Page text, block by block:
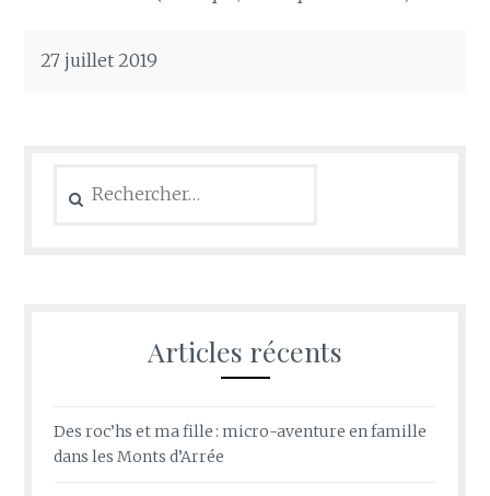
27 juillet 2019
Articles récents
Des roc’hs et ma fille : micro-aventure en famille
dans les Monts d’Arrée